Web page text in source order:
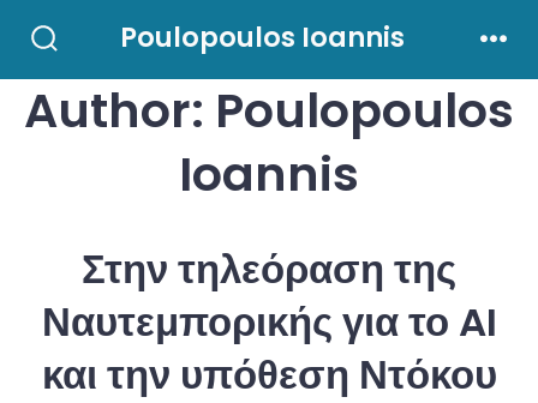
contentToggle
Poulopoulos Ioannis
Author: Poulopoulos
Ioannis
Στην τηλεόραση της
Ναυτεμπορικής για το AI
και την υπόθεση Ντόκου